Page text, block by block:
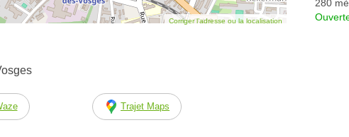
Corriger l’adresse ou la localisation
Trajet Maps
280